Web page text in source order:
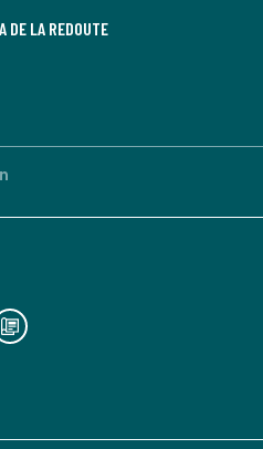
DE LA REDOUTE